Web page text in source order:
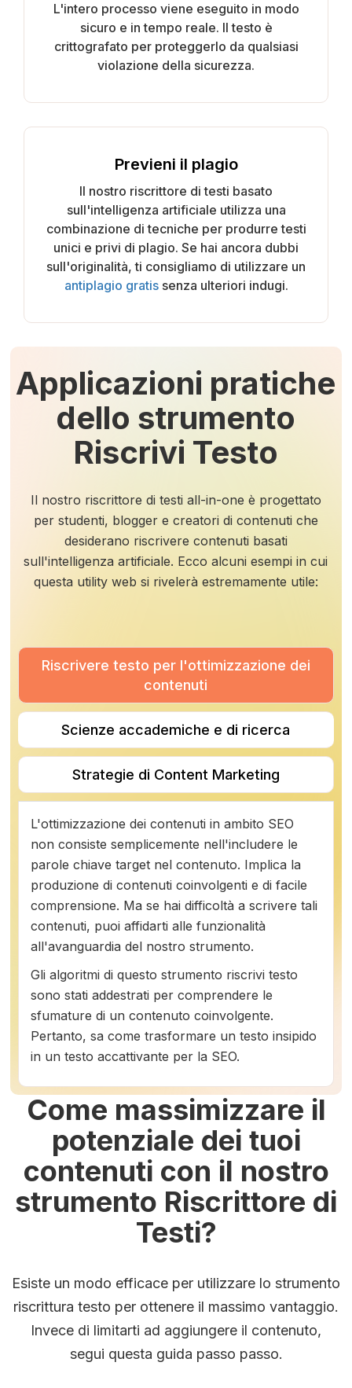
L'intero processo viene eseguito in modo
sicuro e in tempo reale. Il testo è
crittografato per proteggerlo da qualsiasi
violazione della sicurezza.
Previeni il plagio
Il nostro riscrittore di testi basato
sull'intelligenza artificiale utilizza una
combinazione di tecniche per produrre testi
unici e privi di plagio. Se hai ancora dubbi
sull'originalità, ti consigliamo di utilizzare un
antiplagio gratissenza ulteriori indugi.
Applicazioni pratiche
dello strumento
Riscrivi Testo
Il nostro riscrittore di testi all-in-one è progettato
per studenti, blogger e creatori di contenuti che
desiderano riscrivere contenuti basati
sull'intelligenza artificiale. Ecco alcuni esempi in cui
questa utility web si rivelerà estremamente utile:
Riscrivere testo per l'ottimizzazione dei
contenuti
Scienze accademiche e di ricerca
Strategie di Content Marketing
L'ottimizzazione dei contenuti in ambito SEO
non consiste semplicemente nell'includere le
parole chiave target nel contenuto. Implica la
produzione di contenuti coinvolgenti e di facile
comprensione. Ma se hai difficoltà a scrivere tali
contenuti, puoi affidarti alle funzionalità
all'avanguardia del nostro strumento.
Gli algoritmi di questo strumento riscrivi testo
sono stati addestrati per comprendere le
sfumature di un contenuto coinvolgente.
Pertanto, sa come trasformare un testo insipido
in un testo accattivante per la SEO.
Come massimizzare il
potenziale dei tuoi
contenuti con il nostro
strumento Riscrittore di
Testi?
Esiste un modo efficace per utilizzare lo strumento
riscrittura testo per ottenere il massimo vantaggio.
Invece di limitarti ad aggiungere il contenuto,
segui questa guida passo passo.